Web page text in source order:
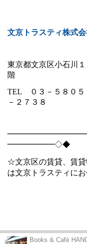
文京トラスティ株式
東京都文京区小石川
階
TEL ０３－５８０
－２７３８
━━━━━━◇◆
☆文京区の賃貸、賃貸
は文京トラスティに
Books & Café